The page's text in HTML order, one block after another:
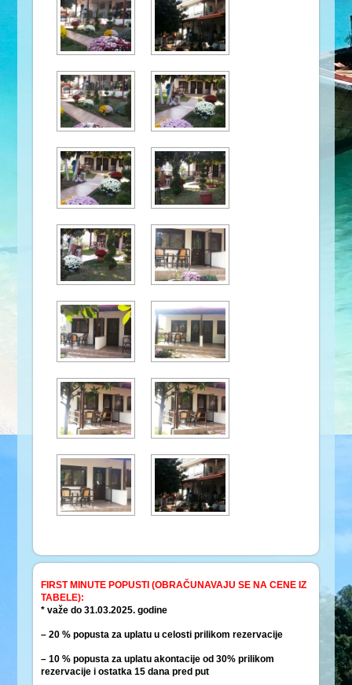
FIRST MINUTE POPUSTI (OBRAČUNAVAJU SE NA CENE IZ
TABELE):
* važe do 31.03.2025. godine
– 20 % popusta za uplatu u celosti prilikom rezervacije
– 10 % popusta za uplatu akontacije od 30% prilikom
rezervacije i ostatka 15 dana pred put